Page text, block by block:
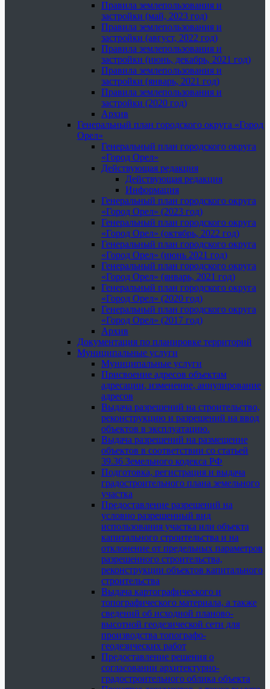
Правила землепользования и
застройки (май, 2023 год)
Правила землепользования и
застройки (август, 2022 год)
Правила землепользования и
застройки (июнь, декабрь, 2021 год)
Правила землепользования и
застройки (январь, 2021 год)
Правила землепользования и
застройки (2020 год)
Архив
Генеральный план городского округа «Город
Орел»
Генеральный план городского округа
«Город Орел»
Действующая редакция
Действующая редакция
Информация
Генеральный план городского округа
«Город Орел» (2023 год)
Генеральный план городского округа
«Город Орел» (октябрь, 2022 год)
Генеральный план городского округа
«Город Орел» (июнь 2021 год)
Генеральный план городского округа
«Город Орел» (январь, 2021 год)
Генеральный план городского округа
«Город Орел» (2020 год)
Генеральный план городского округа
«Город Орел» (2017 год)
Архив
Документация по планировке территорий
Муниципальные услуги
Муниципальные услуги
Присвоение адресов объектам
адресации, изменение, аннулирование
адресов
Выдача разрешений на строительство,
реконструкцию и разрешений на ввод
объектов в эксплуатацию.
Выдача разрешений на размещение
объектов в соответствии со статьей
39.36 Земельного кодекса РФ
Подготовка, регистрация и выдача
градостроительного плана земельного
участка
Предоставление разрешений на
условно разрешенный вид
использования участка или объекта
капитального строительства и на
отклонение от предельных параметров
разрешенного строительства,
реконструкции объектов капитального
строительства
Выдача картографического и
топографического материала, а также
сведений об исходной планово-
высотной геодезической сети для
производства топографо-
геодезических работ
Предоставление решения о
согласовании архитектурно-
градостроительного облика объекта